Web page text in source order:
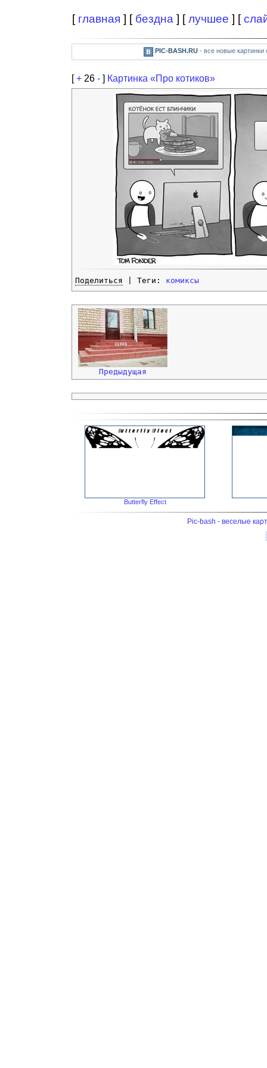
[ главная ] [ бездна ] [лучшее ] [
PIC-BASH.RU- все новые картинки
[+ 26 - ] Картинка «Про котиков»
Поделиться | Теги: комиксы
Предыдущая
Butterfly Effect
Pic-bash - веселые